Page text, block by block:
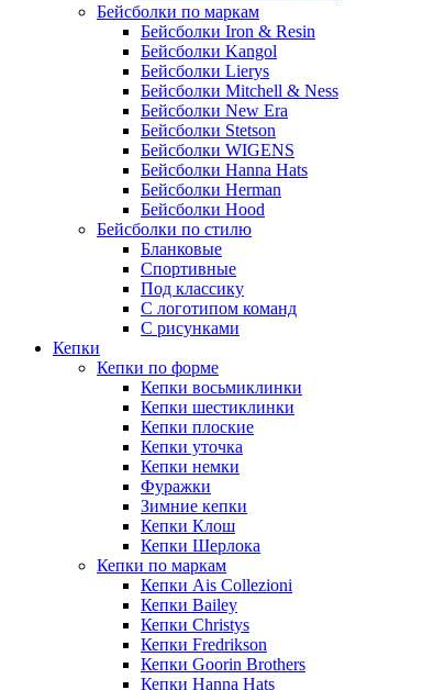
Бейсболки по маркам
Бейсболки Iron & Resin
Бейсболки Kangol
Бейсболки Lierys
Бейсболки Mitchell & Ness
Бейсболки New Era
Бейсболки Stetson
Бейсболки WIGENS
Бейсболки Hanna Hats
Бейсболки Herman
Бейсболки Hood
Бейсболки по стилю
Бланковые
Спортивные
Под классику
С логотипом команд
С рисунками
Кепки
Кепки по форме
Кепки восьмиклинки
Кепки шестиклинки
Кепки плоские
Кепки уточка
Кепки немки
Фуражки
Зимние кепки
Кепки Клош
Кепки Шерлока
Кепки по маркам
Кепки Ais Collezioni
Кепки Bailey
Кепки Christys
Кепки Fredrikson
Кепки Goorin Brothers
Кепки Hanna Hats